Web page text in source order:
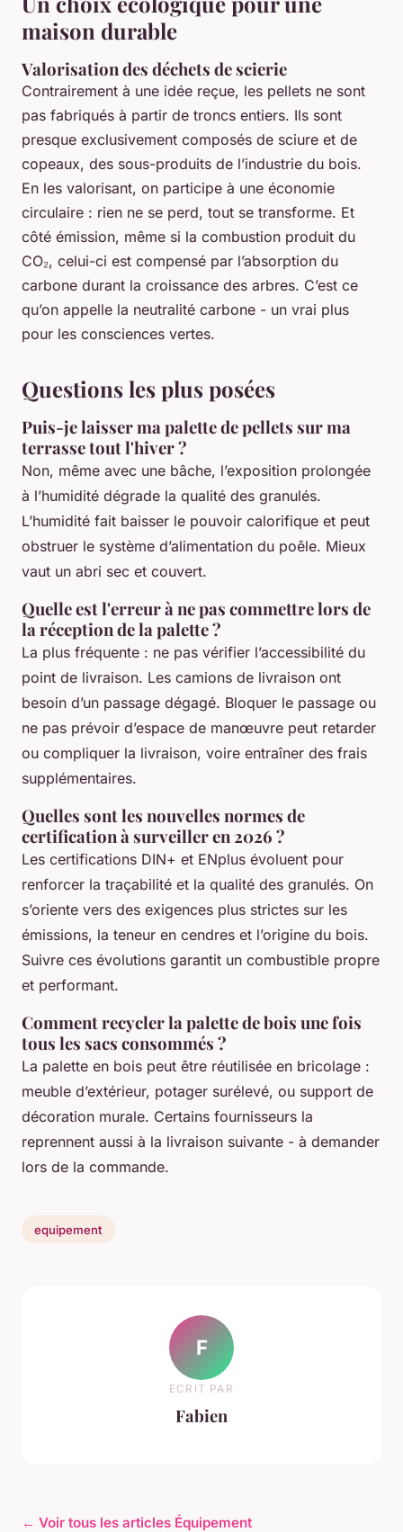
maison durable
Valorisation des déchets de scierie
Contrairement à une idée reçue, les pellets ne sont
pas fabriqués à partir de troncs entiers. Ils sont
presque exclusivement composés de sciure et de
copeaux, des sous-produits de l’industrie du bois.
En les valorisant, on participe à une économie
circulaire : rien ne se perd, tout se transforme. Et
côté émission, même si la combustion produit du
CO₂, celui-ci est compensé par l’absorption du
carbone durant la croissance des arbres. C’est ce
qu’on appelle la neutralité carbone - un vrai plus
pour les consciences vertes.
Questions les plus posées
Puis-je laisser ma palette de pellets sur ma
terrasse tout l'hiver ?
Non, même avec une bâche, l’exposition prolongée
à l’humidité dégrade la qualité des granulés.
L’humidité fait baisser le pouvoir calorifique et peut
obstruer le système d’alimentation du poêle. Mieux
vaut un abri sec et couvert.
Quelle est l'erreur à ne pas commettre lors de
la réception de la palette ?
La plus fréquente : ne pas vérifier l’accessibilité du
point de livraison. Les camions de livraison ont
besoin d’un passage dégagé. Bloquer le passage ou
ne pas prévoir d’espace de manœuvre peut retarder
ou compliquer la livraison, voire entraîner des frais
supplémentaires.
Quelles sont les nouvelles normes de
certification à surveiller en 2026 ?
Les certifications DIN+ et ENplus évoluent pour
renforcer la traçabilité et la qualité des granulés. On
s’oriente vers des exigences plus strictes sur les
émissions, la teneur en cendres et l’origine du bois.
Suivre ces évolutions garantit un combustible propre
et performant.
Comment recycler la palette de bois une fois
tous les sacs consommés ?
La palette en bois peut être réutilisée en bricolage :
meuble d’extérieur, potager surélevé, ou support de
décoration murale. Certains fournisseurs la
reprennent aussi à la livraison suivante - à demander
lors de la commande.
equipement
F
ECRIT PAR
Fabien
← Voir tous les articles Équipement